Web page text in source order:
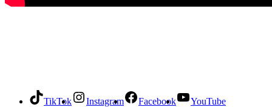
TikTok Instagram Facebook
YouTube